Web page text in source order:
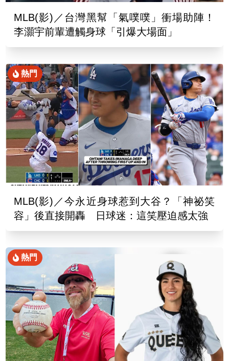
MLB(影)／台灣黑幫「氣噗噗」衝場助陣！
李灝宇前輩遭觸身球「引爆大場面」
熱門
MLB(影)／今永近身球惹到大谷？「神祕笑
容」後直接開轟 日球迷：這笑壓迫感太強
熱門